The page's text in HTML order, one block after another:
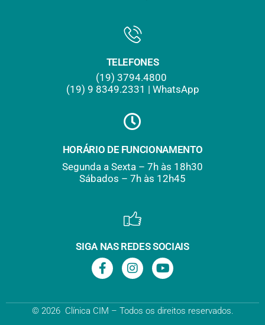
TELEFONES
(19) 3794.4800
(19) 9 8349.2331 | WhatsApp
HORÁRIO DE FUNCIONAMENTO
Segunda a Sexta – 7h às 18h30
Sábados – 7h às 12h45
SIGA NAS REDES SOCIAIS
© 2026 Clínica CIM – Todos os direitos reservados.